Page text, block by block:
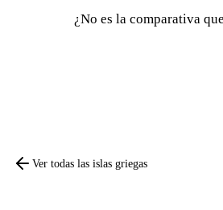
¿No es la comparativa
Ver todas las islas griegas